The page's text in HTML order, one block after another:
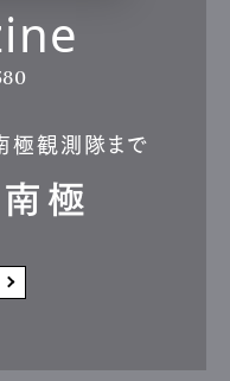
極観測隊まで
極